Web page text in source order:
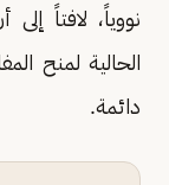
نووياً، لافتاً
الحالية لمنح
دائمة.